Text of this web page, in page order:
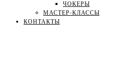
ЧОКЕРЫ
МАСТЕР-КЛАССЫ
КОНТАКТЫ